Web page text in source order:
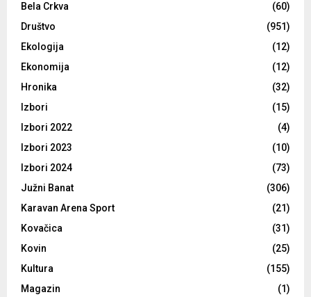
Bela Crkva
(60)
Društvo
(951)
Ekologija
(12)
Ekonomija
(12)
Hronika
(32)
Izbori
(15)
Izbori 2022
(4)
Izbori 2023
(10)
Izbori 2024
(73)
Južni Banat
(306)
Karavan Arena Sport
(21)
Kovačica
(31)
Kovin
(25)
Kultura
(155)
Magazin
(1)